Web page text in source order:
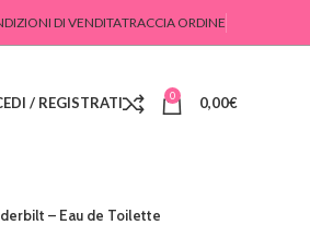
DI VENDITATRACCIA ORDINE
/ REGISTRATI 0 0,00€
– Eau de Toilette